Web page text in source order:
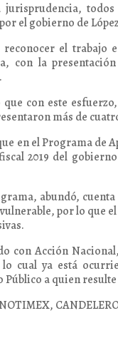
jurisprudencia,
el gobierno de
reconocer el trabajo
con la
que con este
más de
en el Programa de
2019 del
abundó,
por lo que
con Acción
lo cual ya está
a quien resulte